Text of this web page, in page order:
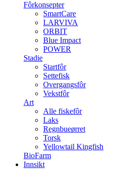
Fôrkonsepter
SmartCare
LARVIVA
ORBIT
Blue Impact
POWER
Stadie
Startfôr
Settefisk
Overgangsfôr
Vekstfôr
Art
Alle fiskefôr
Laks
Regnbueørret
Torsk
Yellowtail Kingfish
BioFarm
Innsikt